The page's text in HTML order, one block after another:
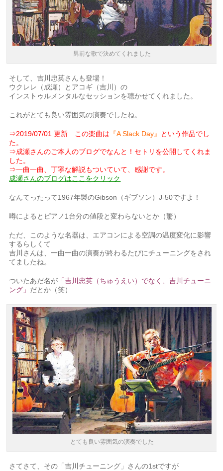
男前な歌で決めてくれました
そして、吉川忠英さんも登場！
ウクレレ（成瀬）とアコギ（吉川）の
インストゥルメンタルなセッションを聴かせてくれました。
これがとても良い雰囲気の演奏でしたね。
⇒2019/07/01 更新 この楽曲は 『A Slack Day』 という作品でし
た。
⇒成瀬さんのご本人のブログでなんと！セトリを公開してくれま
した。
⇒一曲一曲、丁寧な解説もついていて、感謝です。
成瀬さんのブログはここをクリック
なんてったって1967年製のGibson（ギブソン）J-50ですよ！
噂によるとピアノ1台分の値段と変わらないとか（驚）
ただ、このような名器は、エアコンによる空調の温度変化に影響
するらしくて
吉川さんは、一曲一曲の演奏が終わるたびにチューニングをされ
てましたね。
ついたあだ名が 「吉川忠英（ちゅうえい）でなく、吉川チューニ
ング」 だとか（笑）
とても良い雰囲気の演奏でした
さてさて、その「吉川チューニング」さんの1stですが